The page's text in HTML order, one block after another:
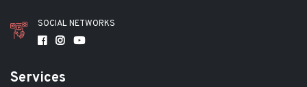
SOCIAL NETWORKS
Services